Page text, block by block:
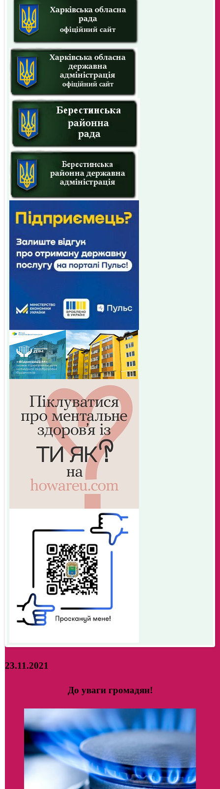
23.11.2021
До уваги громадян!